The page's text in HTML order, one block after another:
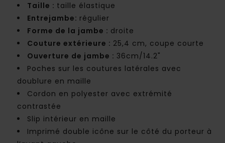
Taille : taille élastique
Entrejambe: régulier
Forme de la jambe : droite
Couture extérieure : 25,4 cm, coupe courte
Ouverture de jambe : 36cm/14.2"
Poches sur les coutures latérales avec
doublure en maille
Cordon en polyester avec extrémité
contrastée
Slip intérieur en maille
Imprimé double icône sur le côté du porteur à